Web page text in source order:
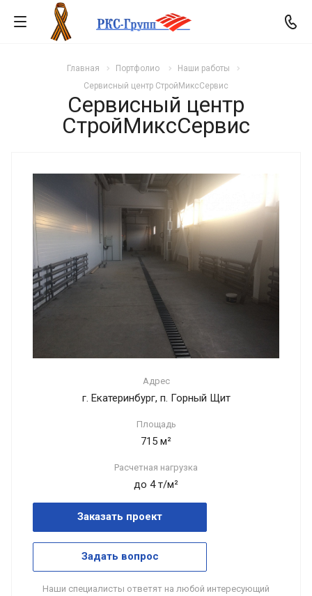
Главная Портфолио
Наши работы
Сервисный центр СтройМиксСервис
Сервисный центр
СтройМиксСервис
Адрес
г. Екатеринбург, п. Горный Щит
Площадь
715 м²
Расчетная нагрузка
до 4 т/м²
Заказать проект
Задать вопрос
Наши специалисты ответят на любой интересующий